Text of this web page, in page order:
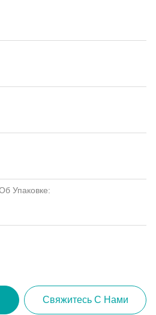
Упаковке:
Свяжитесь С Нами